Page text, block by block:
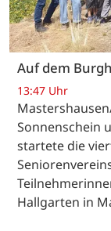
Auf dem
13:47 Uhr
Sonnenschein
startete die
Hallgarten in